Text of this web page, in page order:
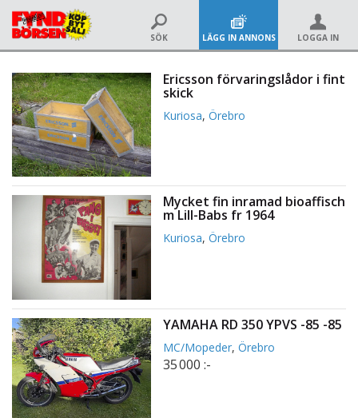
SÖK LÄGG IN ANNONS LOGGA IN
Ericsson förvaringslådor i fint
skick
Kuriosa,Örebro
Mycket fin inramad bioaffisch
m Lill-Babs fr 1964
Kuriosa,Örebro
YAMAHA RD 350 YPVS -85 -85
MC/Mopeder,Örebro
35 000 :-